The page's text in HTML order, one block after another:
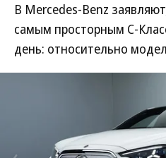
В Mercedes-Benz
самым просторным C-
день: относительно